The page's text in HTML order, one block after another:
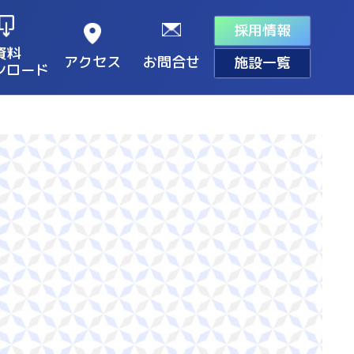
料
ロード
アクセス お問合せ
採用情報
施設一覧